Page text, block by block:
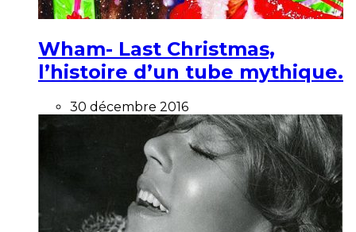
Wham- Last Christmas,
l’histoire d’un tube mythique.
30 décembre 2016